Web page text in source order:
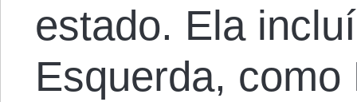
estado. Ela
Esquerda,